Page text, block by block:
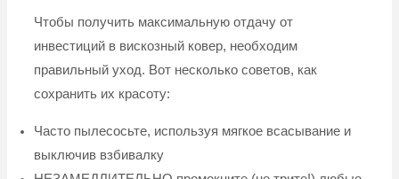
Чтобы получить максимальную отдачу от
инвестиций в вискозный ковер, необходим
правильный уход. Вот несколько советов, как
сохранить их красоту:
Часто пылесосьте, используя мягкое всасывание и
выключив взбивалку